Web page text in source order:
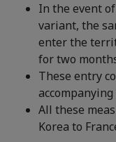
In the event
variant, the
enter the
for two
These entry
All these
Korea to